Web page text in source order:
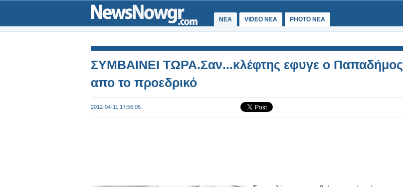
ΝΕΑ VIDEO NEA PHOTO NEA
ΣΥΜΒΑΙΝΕΙ ΤΩΡΑ.Σαν...κλέφτης εφυγε ο Παπαδήμος
απο το προεδρικό
2012-04-11 17:56:05